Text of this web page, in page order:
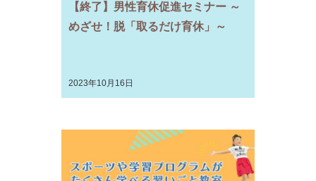
【終了】男性育休促進セミナー ～
めざせ！脱「取るだけ育休」～
2023年10月16日